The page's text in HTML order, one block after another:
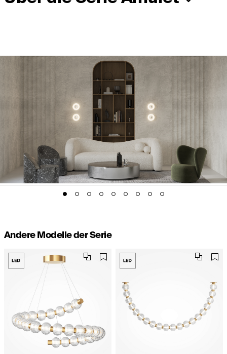
Andere Modelle der Serie